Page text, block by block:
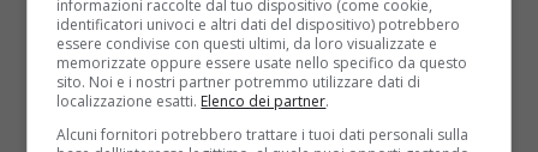
suddetta possa accelerare l’inchiesta.
Da qualche giorno, come scrive il giornale locale
Ciociaria Oggi, aPiazza Regina Margherita non è
più esposta, all’esterno della palazzina dove si è
informazioni raccolte dal tuo dispositivo (come cookie,
identificatori univoci e altri dati del dispositivo) potrebbero
essere condivise con questi ultimi, da loro visualizzate e
memorizzate oppure essere usate nello specifico da questo
sito. Noi e i nostri partner potremmo utilizzare dati di
localizzazione esatti. Elenco dei partner.
Alcuni fornitori potrebbero trattare i tuoi dati personali sulla